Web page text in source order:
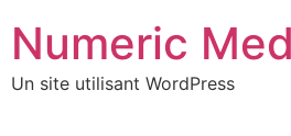
contenu
Numeric
Un site utilisant WordPress